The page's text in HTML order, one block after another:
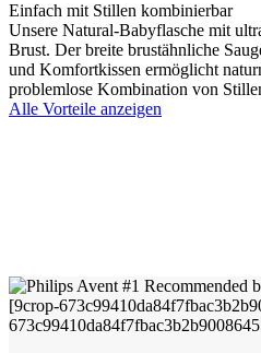
Einfach mit Stillen kombinierbar
Unsere Natural-Babyflasche mit
Brust. Der breite brustähnliche
und Komfortkissen ermöglicht
problemlose Kombination von
Alle Vorteile anzeigen